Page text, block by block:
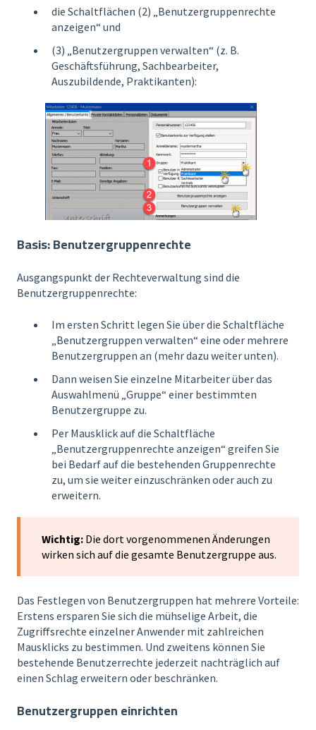
die Schaltflächen (2) „Benutzergruppenrechte
anzeigen“ und
(3) „Benutzergruppen verwalten“ (z. B.
Geschäftsführung, Sachbearbeiter,
Auszubildende, Praktikanten):
Basis: Benutzergruppenrechte
Ausgangspunkt der Rechteverwaltung sind die
Benutzergruppenrechte:
Im ersten Schritt legen Sie über die Schaltfläche
„Benutzergruppen verwalten“ eine oder mehrere
Benutzergruppen an (mehr dazu weiter unten).
Dann weisen Sie einzelne Mitarbeiter über das
Auswahlmenü „Gruppe“ einer bestimmten
Benutzergruppe zu.
Per Mausklick auf die Schaltfläche
„Benutzergruppenrechte anzeigen“ greifen Sie
bei Bedarf auf die bestehenden Gruppenrechte
zu, um sie weiter einzuschränken oder auch zu
erweitern.
Wichtig: Die dort vorgenommenen Änderungen
wirken sich auf die gesamte Benutzergruppe aus.
Das Festlegen von Benutzergruppen hat mehrere Vorteile:
Erstens ersparen Sie sich die mühselige Arbeit, die
Zugriffsrechte einzelner Anwender mit zahlreichen
Mausklicks zu bestimmen. Und zweitens können Sie
bestehende Benutzerrechte jederzeit nachträglich auf
einen Schlag erweitern oder beschränken.
Benutzergruppen einrichten